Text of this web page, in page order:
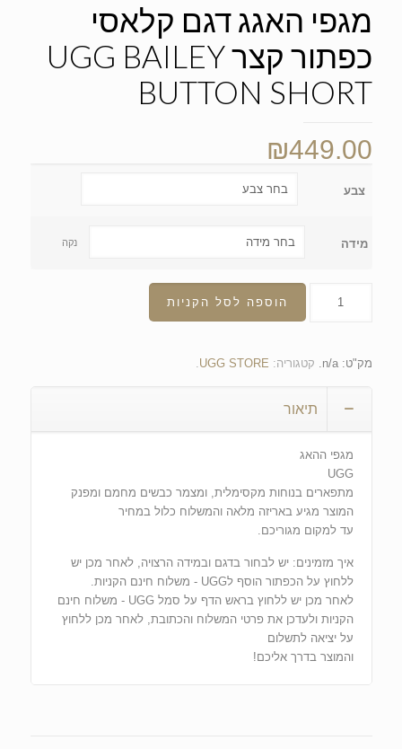
מגפי האגג דגם קלאסי
כפתור קצר UGG BAILEY
BUTTON SHORT
₪449.00
צבע
מידה נקה
הוספה לסל הקניות
מק"ט:n/a
. קטגוריה: UGG STORE
.
תיאור
מגפי ההאג
UGG
מתפארים בנוחות מקסימלית, ומצמר כבשים מחמם ומפנק
המוצר מגיע באריזה מלאה והמשלוח כלול במחיר
עד למקום מגוריכם.
איך מזמינים: יש לבחור בדגם ובמידה הרצויה, לאחר מכן יש
ללחוץ על הכפתור הוסף לUGG - משלוח חינם הקניות.
לאחר מכן יש ללחוץ בראש הדף על סמל UGG - משלוח חינם
הקניות ולעדכן את פרטי המשלוח והכתובת, לאחר מכן ללחוץ
על יציאה לתשלום
והמוצר בדרך אליכם!